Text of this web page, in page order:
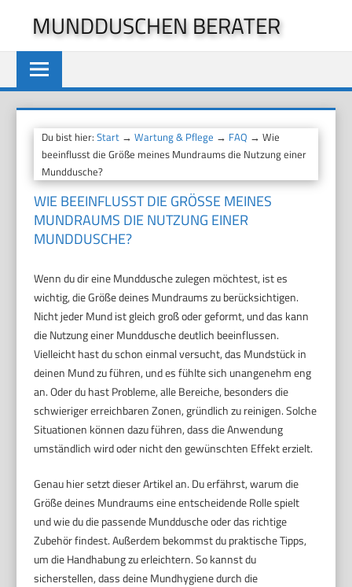
springen
MUNDDUSCHEN BERATER
Du bist hier:Start →Wartung & Pflege → FAQ → Wie
beeinflusst die Größe meines Mundraums die Nutzung einer
Munddusche?
WIE BEEINFLUSST DIE GRÖSSE MEINES M
UNDRAUMS DIE NUTZUNG EINER M
UNDDUSCHE?
Wenn du dir eine Munddusche zulegen möchtest, ist es
wichtig, die Größe deines Mundraums zu berücksichtigen.
Nicht jeder Mund ist gleich groß oder geformt, und das kann
die Nutzung einer Munddusche deutlich beeinflussen.
Vielleicht hast du schon einmal versucht, das Mundstück in
deinen Mund zu führen, und es fühlte sich unangenehm eng
an. Oder du hast Probleme, alle Bereiche, besonders die
schwieriger erreichbaren Zonen, gründlich zu reinigen. Solche
Situationen können dazu führen, dass die Anwendung
umständlich wird oder nicht den gewünschten Effekt erzielt.
Genau hier setzt dieser Artikel an. Du erfährst, warum die
Größe deines Mundraums eine entscheidende Rolle spielt
und wie du die passende Munddusche oder das richtige
Zubehör findest. Außerdem bekommst du praktische Tipps,
um die Handhabung zu erleichtern. So kannst du
sicherstellen, dass deine Mundhygiene durch die